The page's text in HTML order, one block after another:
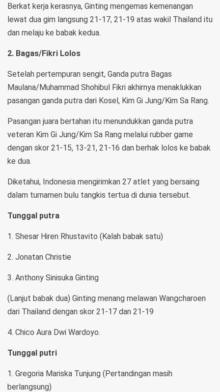
Berkat kerja kerasnya, Ginting mengemas kemenangan
lewat dua gim langsung 21-17, 21-19 atas wakil Thailand itu
dan melaju ke babak kedua.
2. Bagas/Fikri Lolos
Setelah pertempuran sengit, Ganda putra Bagas
Maulana/Muhammad Shohibul Fikri akhirnya menaklukkan
pasangan ganda putra dari Kosel, Kim Gi Jung/Kim Sa Rang.
Pasangan juara bertahan itu menundukkan ganda putra
veteran Kim Gi Jung/Kim Sa Rang melalui rubber game
dengan skor 21-15, 13-21, 21-16 dan berhak lolos ke babak
ke dua.
Diketahui, Indonesia mengirimkan 27 atlet yang bersaing
dalam turnamen bulu tangkis tertua di dunia tersebut.
Tunggal putra
1. Shesar Hiren Rhustavito (Kalah babak satu)
2. Jonatan Christie
3. Anthony Sinisuka Ginting
(Lanjut babak dua) Ginting menang melawan Wangcharoen
dari Thailand dengan skor 21-17 dan 21-19
4. Chico Aura Dwi Wardoyo.
Tunggal putri
1. Gregoria Mariska Tunjung (Pertandingan masih
berlangsung)